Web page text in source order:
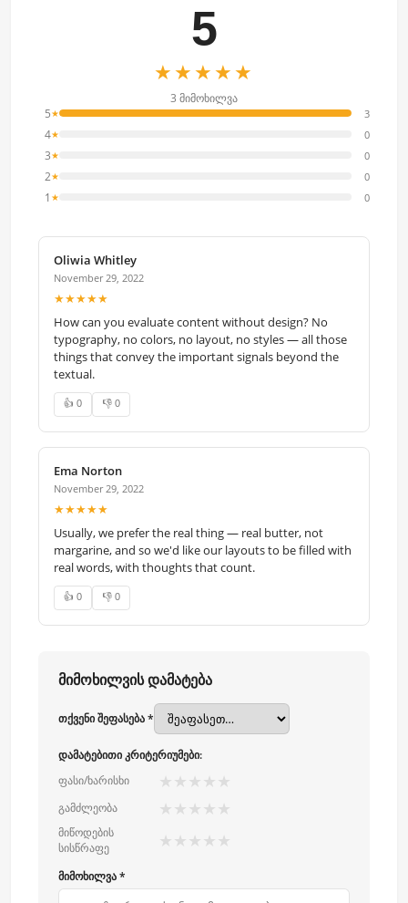
5
★★★★★
3 მიმოხილვა
5★ 3
4★ 0
3★ 0
2★ 0
1 ★ 0
Oliwia Whitley
November 29, 2022
★★★★★
How can you evaluate content without design? No
typography, no colors, no layout, no styles — all those
things that convey the important signals beyond the
textual.
👍 0 👎 0
Ema Norton
November 29, 2022
★★★★★
Usually, we prefer the real thing — real butter, not
margarine, and so we'd like our layouts to be filled with
real words, with thoughts that count.
👍 0 👎 0
მიმოხილვის დამატება
თქვენი შეფასება *
დამატებითი კრიტერიუმები:
ფასი/ხარისხი
★ ★ ★ ★ ★
გამძლეობა ★ ★ ★ ★ ★
მიწოდების
სისწრაფე
★ ★ ★ ★ ★
მიმოხილვა *